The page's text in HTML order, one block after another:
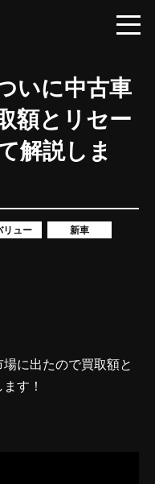
いに中古車
額とリセー
解説しま
リュー 新車
場に出たので買取額と
す！